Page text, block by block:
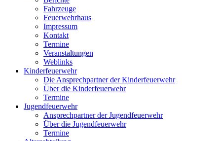
Fahrzeuge
Feuerwehrhaus
Impressum
Kontakt
Termine
Veranstaltungen
Weblinks
Kinderfeuerwehr
Die Ansprechpartner der Kinderfeuerwehr
Über die Kinderfeuerwehr
Termine
Jugendfeuerwehr
Ansprechpartner der Jugendfeuerwehr
Über die Jugendfeuerwehr
Termine